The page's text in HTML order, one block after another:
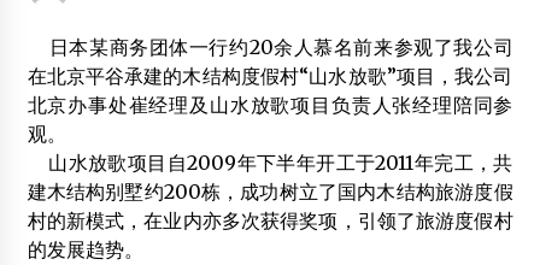
富安达分享套装门的制作工艺
2012年4月17日
2015年2月26日
我国木材市场加大改变外贸格局或加速转变
日本某商务团体一行约20余人慕名前来参观了我公司
在北京平谷承建的木结构度假村“山水放歌”项目，我公司
北京办事处崔经理及山水放歌项目负责人张经理陪同参
观。
山水放歌项目自2009年下半年开工于2011年完工，共
建木结构别墅约200栋，成功树立了国内木结构旅游度假
村的新模式，在业内亦多次获得奖项，引领了旅游度假村
的发展趋势。